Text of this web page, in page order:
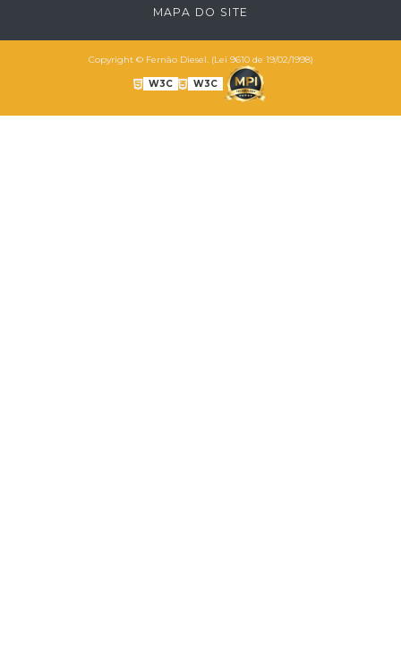
TRATOR FIAT 7D 1999MAPA DO SITE
Copyright © Fernão Diesel. (Lei 9610 de 19/02/1998)
W3C W3C